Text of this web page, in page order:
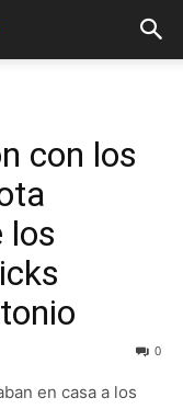
con los
los
0
en casa a los